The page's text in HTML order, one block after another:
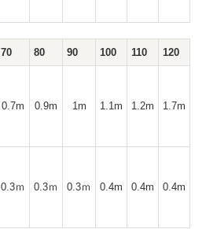
70 80 90 100 110 120
0.7m 0.9m 1m 1.1m 1.2m 1.7m
0.3ｍ 0.3ｍ 0.3ｍ 0.4m 0.4m 0.4m